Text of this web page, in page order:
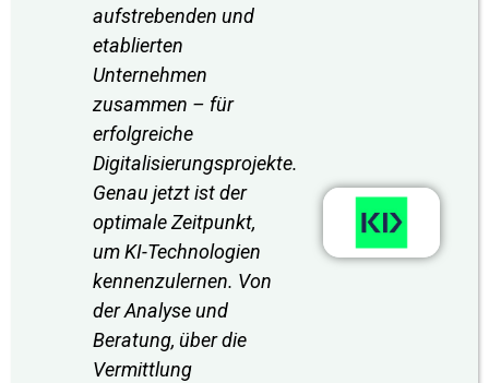
aufstrebenden und
etablierten
Unternehmen
zusammen – für
erfolgreiche
Digitalisierungsprojekte.
Genau jetzt ist der
optimale Zeitpunkt,
um KI-Technologien
kennenzulernen. Von
der Analyse und
Beratung, über die
Vermittlung